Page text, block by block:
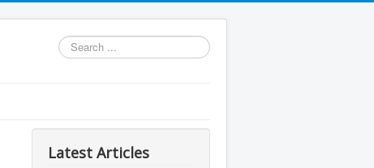
Search
...
Latest Articles